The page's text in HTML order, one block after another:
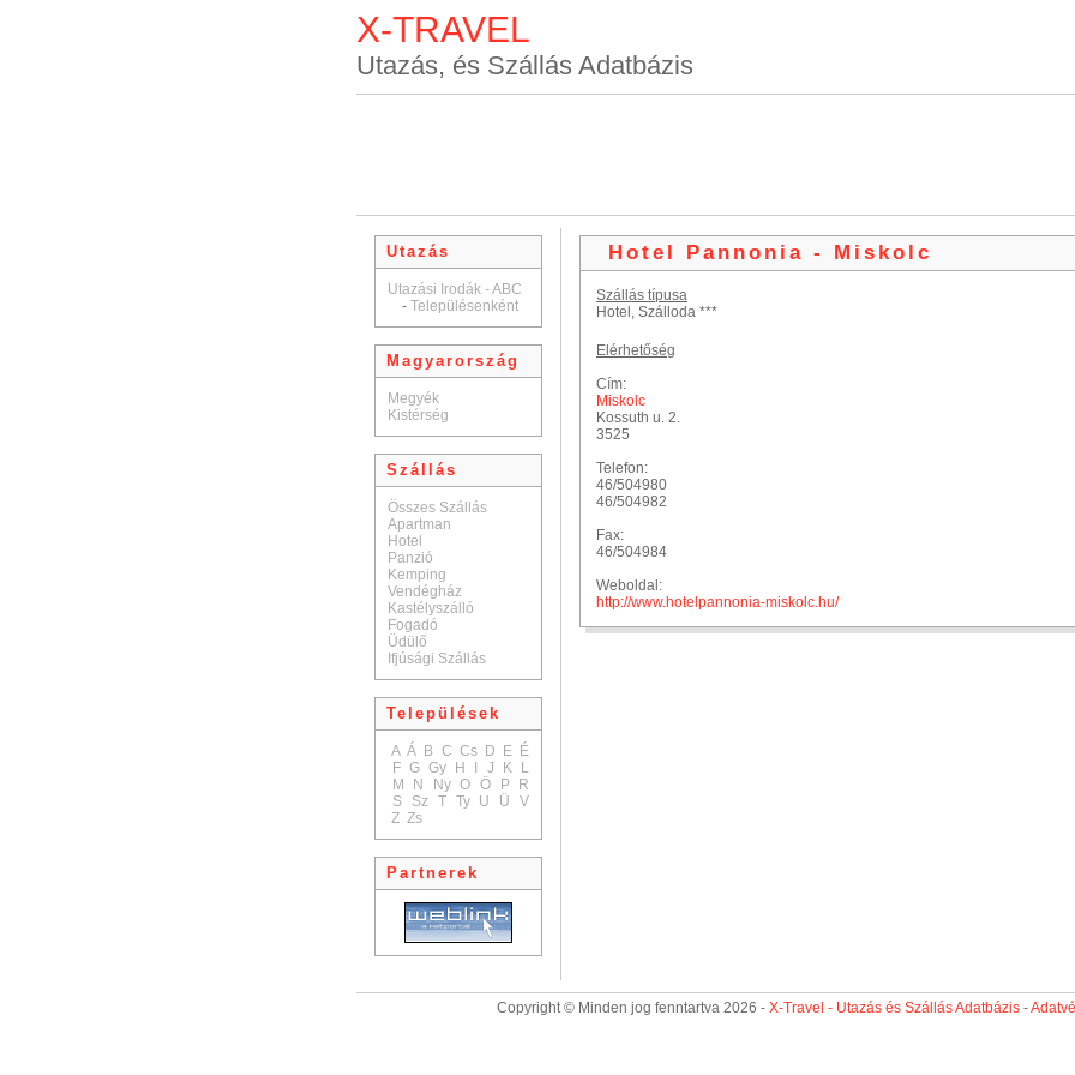
X-TRAVEL
Utazás, és Szállás Adatbázis
Utazás
Utazási Irodák - ABC
- Településenként
Magyarország
Megyék
Kistérség
Szállás
Összes Szállás
Apartman
Hotel
Panzió
Kemping
Vendégház
Kastélyszálló
Fogadó
Üdülő
Ifjúsági Szállás
Települések
A Á B C Cs D E É
F G Gy H J K
L
M
N Ny O Ö P
R
S
Sz T Ty U Ü
V
Z Zs
Partnerek
Hotel Pannonia - Miskolc
Szállás típusa
Hotel, Szálloda ***
Elérhetőség
Cím:
Miskolc
Kossuth u. 2.
3525
Telefon:
46/504980
46/504982
Fax:
46/504984
Weboldal:
http://www.hotelpannonia-miskolc.hu/
Copyright © Minden jog fenntartva 2026 - X-Travel - Utazás és Szállás Adatbázis-